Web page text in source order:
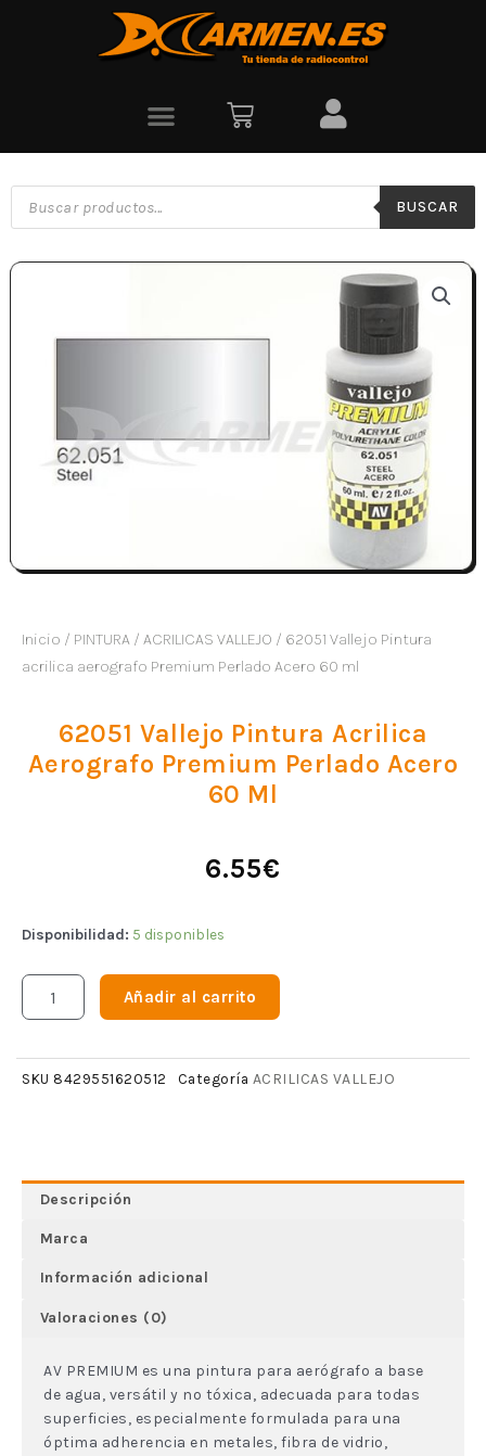
BUSCAR
Inicio / PINTURA / ACRILICAS VALLEJO / 62051 Vallejo Pintura
acrilica aerografo Premium Perlado Acero 60 ml
62051 Vallejo Pintura Acrilica
Aerografo Premium Perlado Acero
60 Ml
6.55€
Disponibilidad: 5 disponibles
Añadir al carrito
SKU 8429551620512 Categoría ACRILICAS VALLEJO
Descripción
Marca
Información adicional
Valoraciones (0)
AV PREMIUM es una pintura para aerógrafo a base
de agua, versátil y no tóxica, adecuada para todas
superficies, especialmente formulada para una
óptima adherencia en metales, fibra de vidrio,